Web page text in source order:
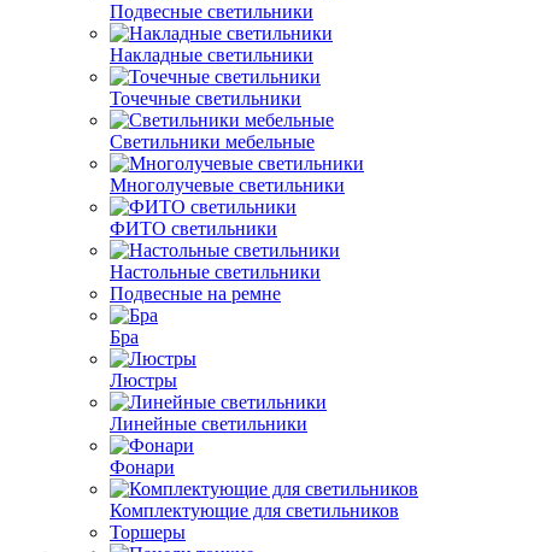
Подвесные светильники
Накладные светильники
Точечные светильники
Светильники мебельные
Многолучевые светильники
ФИТО светильники
Настольные светильники
Подвесные на ремне
Бра
Люстры
Линейные светильники
Фонари
Комплектующие для светильников
Торшеры